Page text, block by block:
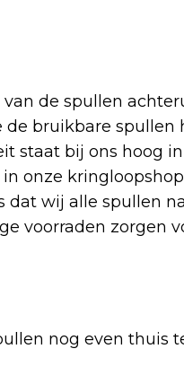
de spullen
bruikbare spullen
staat bij ons hoog
onze
wij alle spullen
voorraden zorgen
nog even thuis